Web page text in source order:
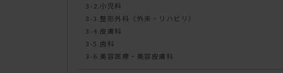
小児科
整形外科（外来・リハビリ）
皮膚科
歯科
美容医療・美容皮膚科